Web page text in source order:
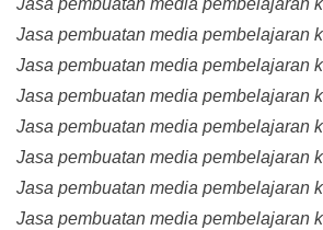
Jasa pembuatan media pembelajaran
Jasa pembuatan media pembelajaran
Jasa pembuatan media pembelajaran
Jasa pembuatan media pembelajaran
Jasa pembuatan media pembelajaran
Jasa pembuatan media pembelajaran
Jasa pembuatan media pembelajaran
Jasa pembuatan media pembelajaran